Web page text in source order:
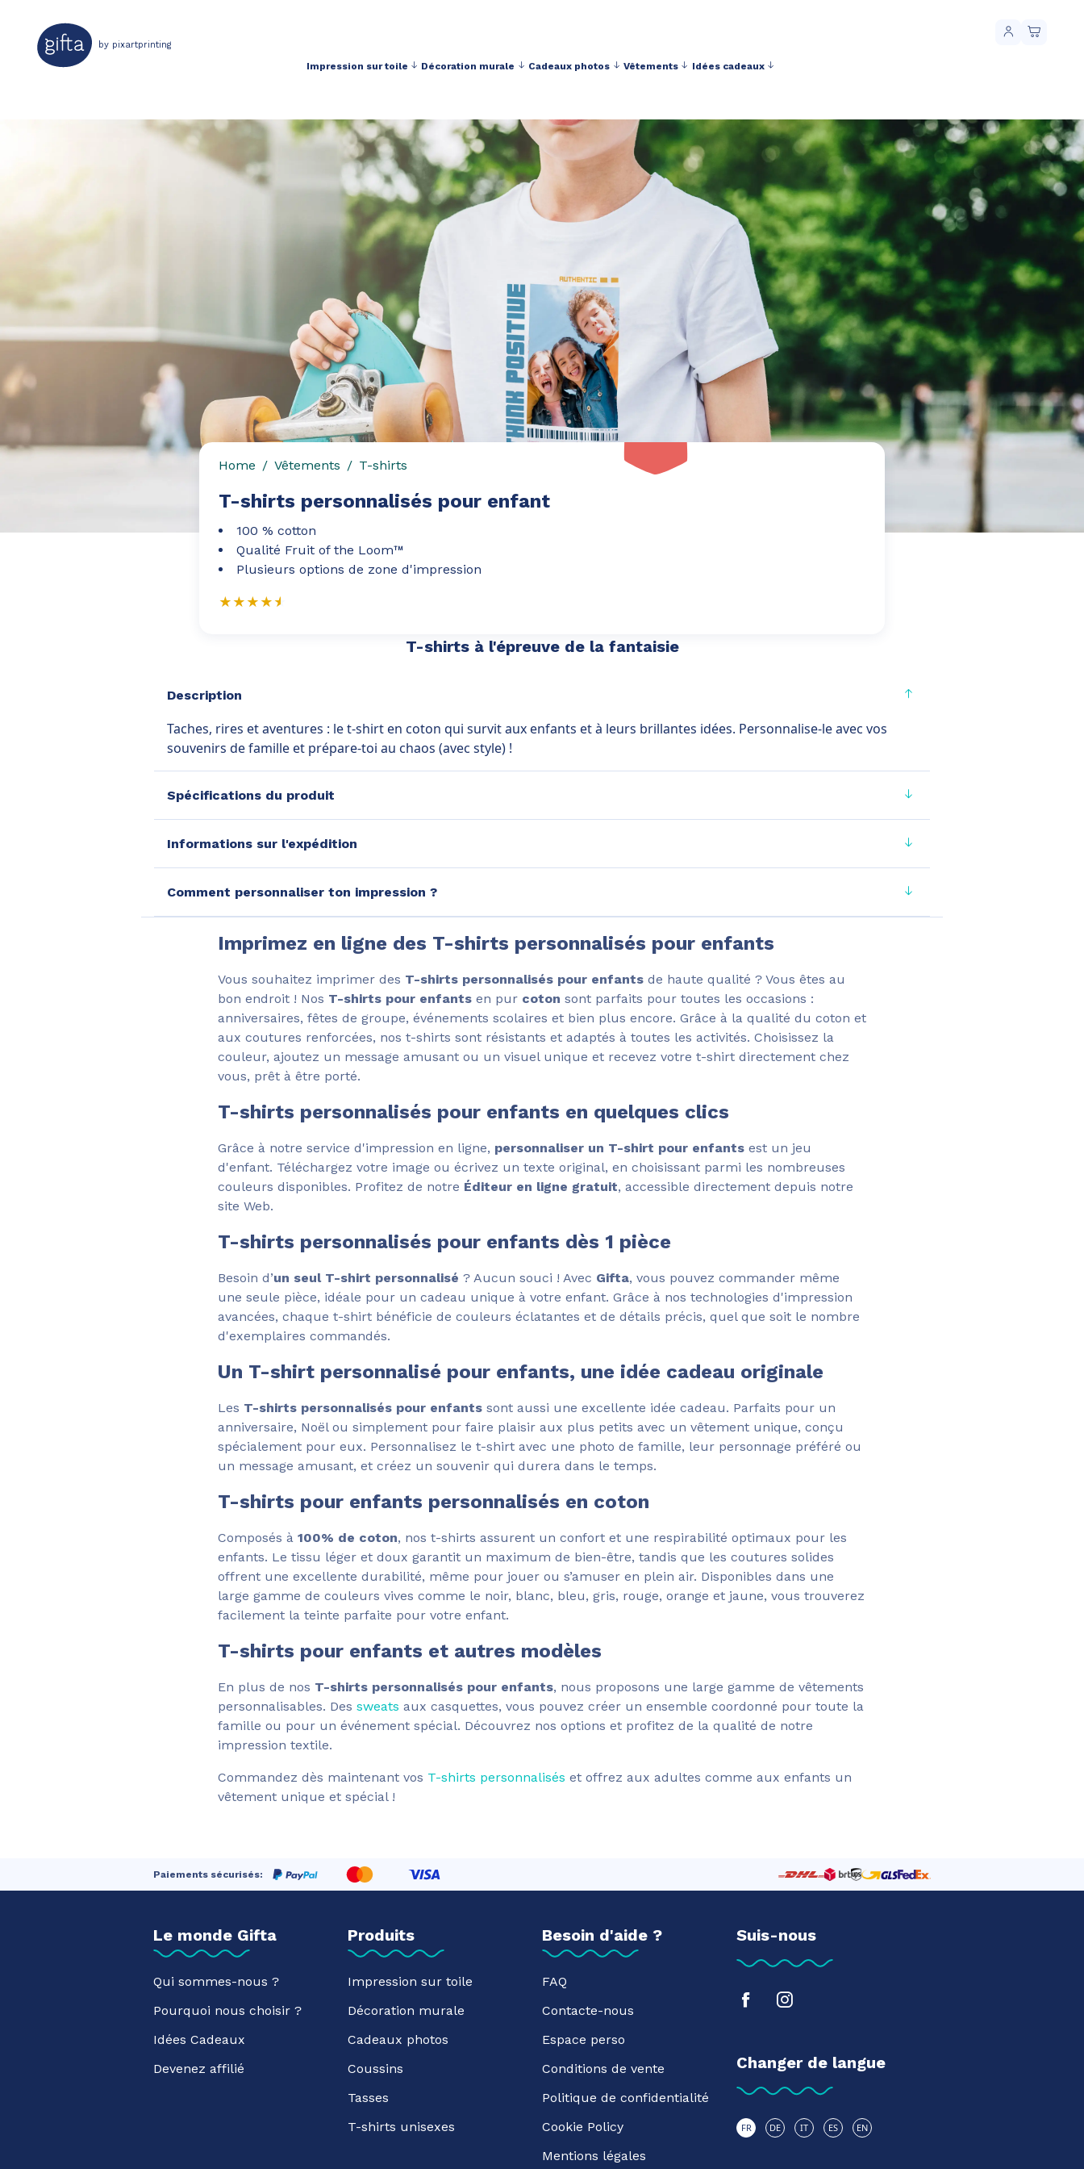
by pixartprinting
Impression sur toile Décoration murale Cadeaux photos Vêtements Idées cadeaux
Home Vêtements T-shirts
T-shirts personnalisés pour enfant
100 % cotton
Qualité Fruit of the Loom™
Plusieurs options de zone d'impression
T-shirts à l'épreuve de la fantaisie
Description
Taches, rires et aventures : le t-shirt en coton qui survit aux enfants et à leurs brillantes idées. Personnalise-le avec vos
souvenirs de famille et prépare-toi au chaos (avec style) !
Spécifications du produit
Informations sur l'expédition
Comment personnaliser ton impression ?
Imprimez en ligne des T-shirts personnalisés pour enfants
Vous souhaitez imprimer des T-shirts personnalisés pour enfants de haute qualité ? Vous êtes au
bon endroit ! Nos T-shirts pour enfants en pur coton sont parfaits pour toutes les occasions :
anniversaires, fêtes de groupe, événements scolaires et bien plus encore. Grâce à la qualité du coton et
aux coutures renforcées, nos t-shirts sont résistants et adaptés à toutes les activités. Choisissez la
couleur, ajoutez un message amusant ou un visuel unique et recevez votre t-shirt directement chez
vous, prêt à être porté.
T-shirts personnalisés pour enfants en quelques clics
Grâce à notre service d'impression en ligne, personnaliser un T-shirt pour enfants est un jeu
d'enfant. Téléchargez votre image ou écrivez un texte original, en choisissant parmi les nombreuses
couleurs disponibles. Profitez de notre Éditeur en ligne gratuit, accessible directement depuis notre
site Web.
T-shirts personnalisés pour enfants dès 1 pièce
Besoin d’un seul T-shirt personnalisé ? Aucun souci ! Avec Gifta, vous pouvez commander même
une seule pièce, idéale pour un cadeau unique à votre enfant. Grâce à nos technologies d'impression
avancées, chaque t-shirt bénéficie de couleurs éclatantes et de détails précis, quel que soit le nombre
d'exemplaires commandés.
Un T-shirt personnalisé pour enfants, une idée cadeau originale
Les T-shirts personnalisés pour enfants sont aussi une excellente idée cadeau. Parfaits pour un
anniversaire, Noël ou simplement pour faire plaisir aux plus petits avec un vêtement unique, conçu
spécialement pour eux. Personnalisez le t-shirt avec une photo de famille, leur personnage préféré ou
un message amusant, et créez un souvenir qui durera dans le temps.
T-shirts pour enfants personnalisés en coton
Composés à 100% de coton, nos t-shirts assurent un confort et une respirabilité optimaux pour les
enfants. Le tissu léger et doux garantit un maximum de bien-être, tandis que les coutures solides
offrent une excellente durabilité, même pour jouer ou s’amuser en plein air. Disponibles dans une
large gamme de couleurs vives comme le noir, blanc, bleu, gris, rouge, orange et jaune, vous trouverez
facilement la teinte parfaite pour votre enfant.
T-shirts pour enfants et autres modèles
En plus de nos T-shirts personnalisés pour enfants, nous proposons une large gamme de vêtements
personnalisables. Des sweats aux casquettes, vous pouvez créer un ensemble coordonné pour toute la
famille ou pour un événement spécial. Découvrez nos options et profitez de la qualité de notre
impression textile.
Commandez dès maintenant vos T-shirts personnalisés et offrez aux adultes comme aux enfants un
vêtement unique et spécial !
Paiements sécurisés:
Le monde Gifta
Qui sommes-nous ?
Pourquoi nous choisir ?
Idées Cadeaux
Devenez affilié
Produits
Impression sur toile
Décoration murale
Cadeaux photos
Coussins
Tasses
T-shirts unisexes
Besoin d'aide ?
FAQ
Contacte-nous
Espace perso
Conditions de vente
Politique de confidentialité
Cookie Policy
Mentions légales
Suis-nous
Changer de langue
FR DE IT ES EN